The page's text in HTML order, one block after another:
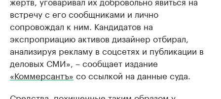
встречу с его сообщниками и лично
сопровождал к ним. Кандидатов на
экспроприацию активов дизайнер отбирал,
анализируя рекламу в соцсетях и публикации в
деловых СМИ», – сообщает издание
«Коммерсантъ» со ссылкой на данные суда.